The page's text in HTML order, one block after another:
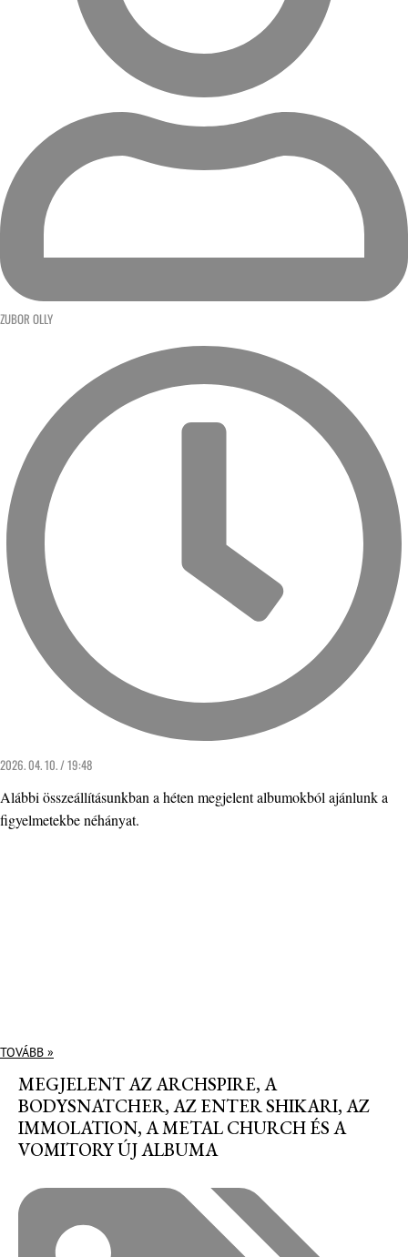
ZUBOR OLLY
2026. 04. 10. / 19:48
Alábbi összeállításunkban a héten megjelent albumokból ajánlunk a
figyelmetekbe néhányat.
TOVÁBB »
MEGJELENT AZ ARCHSPIRE, A
BODYSNATCHER, AZ ENTER SHIKARI, AZ
IMMOLATION, A METAL CHURCH ÉS A
VOMITORY ÚJ ALBUMA